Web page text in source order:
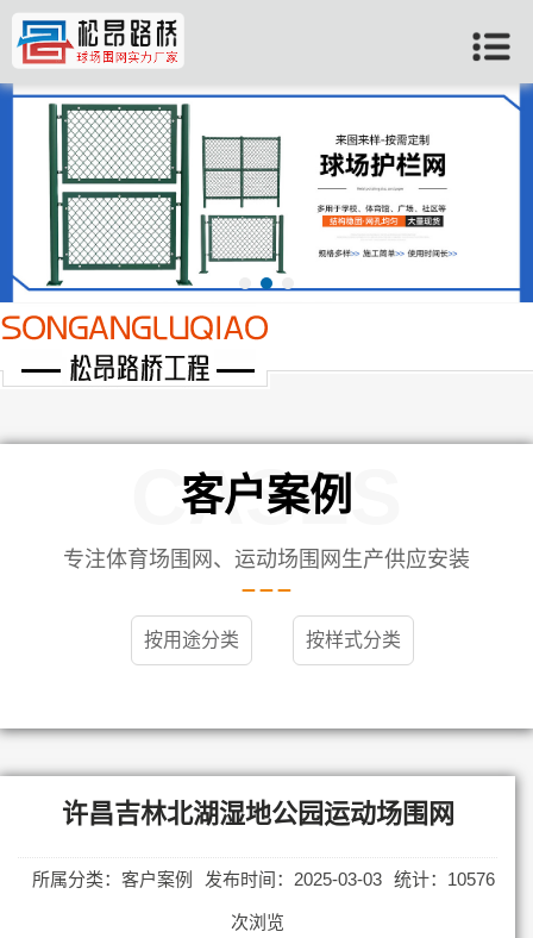
客户案例
CASES
专注体育场围网、运动场围网生产供应安装
按用途分类 按样式分类
许昌吉林北湖湿地公园运动场围网
所属分类：客户案例 发布时间：2025-03-03 统计：10576
次浏览